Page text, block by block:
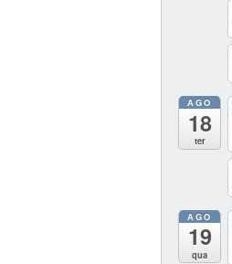
AGO
18
ter
AGO
19
qua